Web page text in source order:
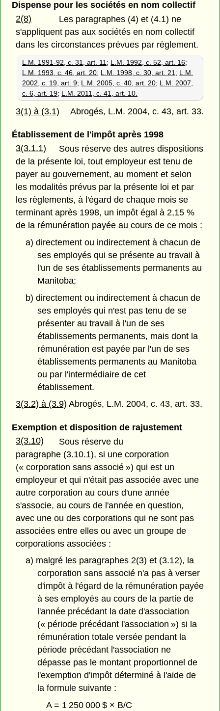
Dispense pour les sociétés en nom collectif
2(8)
Les paragraphes (4) et (4.1) ne
s'appliquent pas aux sociétés en nom collectif
dans les circonstances prévues par règlement.
L.M. 1991-92, c. 31, art. 11 ; L.M. 1992, c. 52, art. 16;
L.M. 1993, c. 46, art. 20; L.M. 1998, c. 30, art. 21 ; L.M.
2002, c. 19, art. 9; L.M. 2005, c. 40, art. 20; L.M. 2007,
c. 6, art. 19; L.M. 2011, c. 41, art. 10.
3(1) à (3.1) Abrogés, L.M. 2004, c. 43, art. 33.
Établissement de l'impôt après 1998
3(3.1.1)
Sous réserve des autres dispositions
de la présente loi, tout employeur est tenu de
payer au gouvernement, au moment et selon
les modalités prévus par la présente loi et par
les règlements, à l'égard de chaque mois se
terminant après 1998, un impôt égal à 2,15 %
de la rémunération payée au cours de ce mois :
a) directement ou indirectement à chacun de
ses employés qui se présente au travail à
l'un de ses établissements permanents au
Manitoba;
b) directement ou indirectement à chacun de
ses employés qui n'est pas tenu de se
présenter au travail à l'un de ses
établissements permanents, mais dont la
rémunération est payée par l'un de ses
établissements permanents au Manitoba
ou par l'intermédiaire de cet
établissement.
3(3.2) à (3.9) Abrogés, L.M. 2004, c. 43, art. 33.
Exemption et disposition de rajustement
3(3.10)
Sous réserve du
paragraphe (3.10.1), si une corporation
(« corporation sans associé ») qui est un
employeur et qui n'était pas associée avec une
autre corporation au cours d'une année
s'associe, au cours de l'année en question,
avec une ou des corporations qui ne sont pas
associées entre elles ou avec un groupe de
corporations associées :
a) malgré les paragraphes 2(3) et (3.12), la
corporation sans associé n'a pas à verser
d'impôt à l'égard de la rémunération payée
à ses employés au cours de la partie de
l'année précédant la date d'association
(« période précédant l'association ») si la
rémunération totale versée pendant la
période précédant l'association ne
dépasse pas le montant proportionnel de
l'exemption d'impôt déterminé à l'aide de
la formule suivante :
A = 1 250 000 $ × B/C